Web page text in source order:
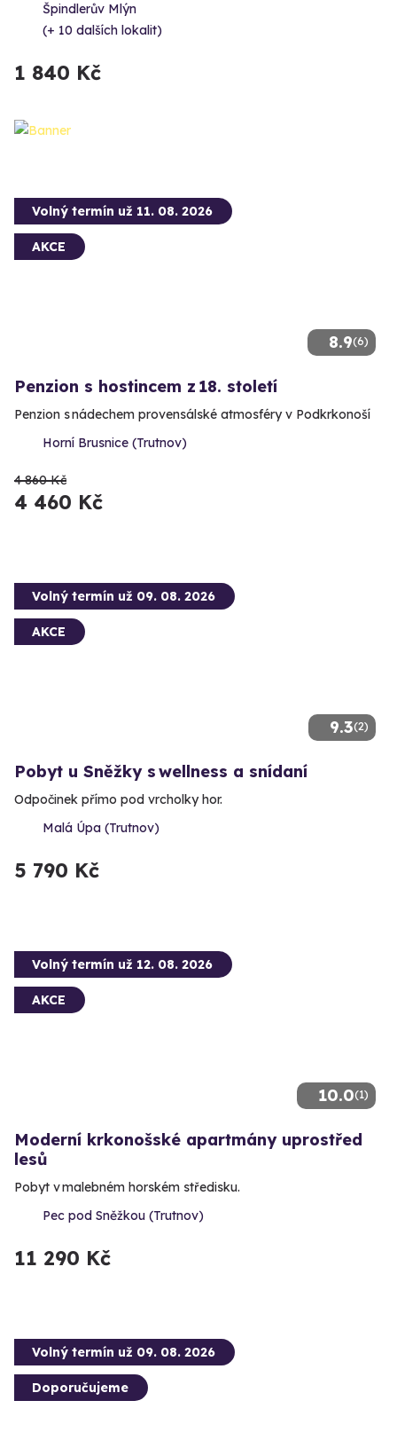
Špindlerův Mlýn
(+ 10 dalších lokalit)
1 840 Kč
8.9(6)
Volný termín už 11. 08. 2026
AKCE
Penzion s hostincem z 18. století
Penzion s nádechem provensálské atmosféry v Podkrkonoší
Horní Brusnice (Trutnov)
4 860 Kč
4 460 Kč
9.3(2)
Volný termín už 09. 08. 2026
AKCE
Pobyt u Sněžky s wellness a snídaní
Odpočinek přímo pod vrcholky hor.
Malá Úpa (Trutnov)
5 790 Kč
10.0(1)
Volný termín už 12. 08. 2026
AKCE
Moderní krkonošské apartmány uprostřed
lesů
Pobyt v malebném horském středisku.
Pec pod Sněžkou (Trutnov)
11 290 Kč
Volný termín už 09. 08. 2026
Doporučujeme